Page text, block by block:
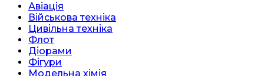
Авіація
Військова техніка
Цивільна техніка
Флот
Діорами
Фігури
Модельна хімія